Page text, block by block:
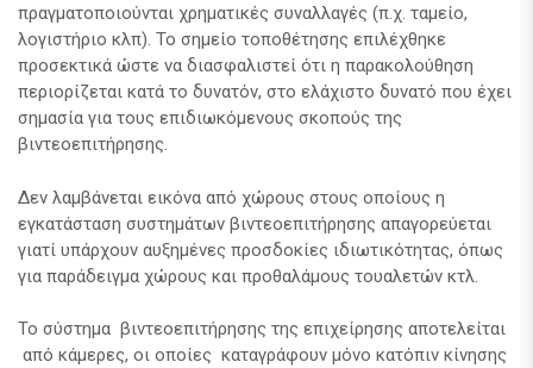
πραγματοποιούνται χρηματικές συναλλαγές (π.χ. ταμείο,
λογιστήριο κλπ). Το σημείο τοποθέτησης επιλέχθηκε
προσεκτικά ώστε να διασφαλιστεί ότι η παρακολούθηση
περιορίζεται κατά το δυνατόν, στο ελάχιστο δυνατό που έχει
σημασία για τους επιδιωκόμενους σκοπούς της
βιντεοεπιτήρησης.
Δεν λαμβάνεται εικόνα από χώρους στους οποίους η
εγκατάσταση συστημάτων βιντεοεπιτήρησης απαγορεύεται
γιατί υπάρχουν αυξημένες προσδοκίες ιδιωτικότητας, όπως
για παράδειγμα χώρους και προθαλάμους τουαλετών κτλ.
Το σύστημα βιντεοεπιτήρησης της επιχείρησης αποτελείται
από κάμερες, οι οποίες καταγράφουν μόνο κατόπιν κίνησης